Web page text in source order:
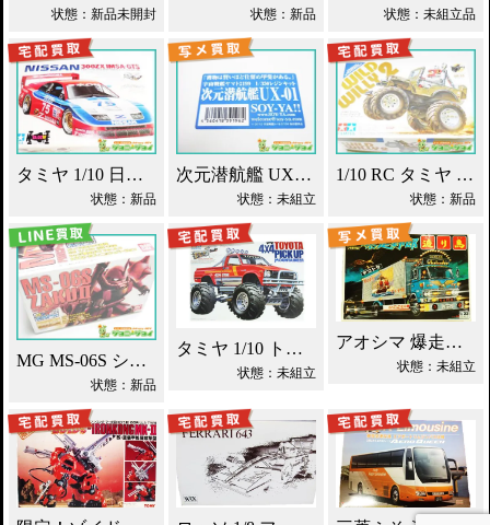
状態：新品未開封 状態：新品 状態：未組立品
タミヤ 1/10 日産 300ZX IMSA・GTS ラジコン買取！
状態：新品
次元潜航艦 UX-01 レジンキット 1/350 宇宙戦艦ヤマト2199買取！
状態：未組立
1/10 RC タミヤ ワイルドウイリー2 買取！
状態：新品
MG MS-06S シャア専用ザク エクストラフィニッシュ買取！
状態：新品
タミヤ 1/10 トヨタ マウンテンライダー 買取！
状態：未組立
アオシマ 爆走野郎渡り鳥 デコトラ買取！
状態：未組立